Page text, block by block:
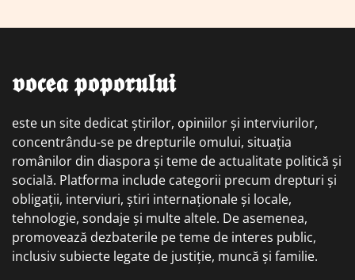
𝖛𝖔𝖈𝖊𝖆 𝖕𝖔𝖕𝖔𝖗𝖚𝖑𝖚𝖎
este un site dedicat știrilor, opiniilor și interviurilor,
concentrându-se pe drepturile omului, situația
românilor din diaspora și teme de actualitate politică și
socială. Platforma include categorii precum drepturi și
obligații, interviuri, știri internaționale și locale,
tehnologie, sondaje și multe altele. De asemenea,
promovează dezbaterile pe teme de interes public,
inclusiv subiecte legate de justiție, muncă și familie.